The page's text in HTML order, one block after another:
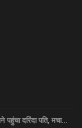
पहुंचा दरिंदा पति, मचा…